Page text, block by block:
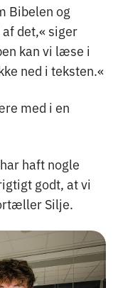
Bibelen og
det,« siger
kan vi læse i
ned i teksten.«
med i en
haft nogle
godt, at vi
Silje.